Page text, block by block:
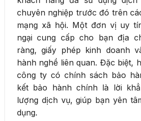
chuyên nghiệp trước đó trên
mạng xã hội. Một đơn vị uy
ngại cung cấp cho bạn địa
ràng, giấy phép kinh doanh
hành nghề liên quan. Đặc biệt,
công ty có chính sách bảo
kết bảo hành chính là lời
lượng dịch vụ, giúp bạn yên
dụng.